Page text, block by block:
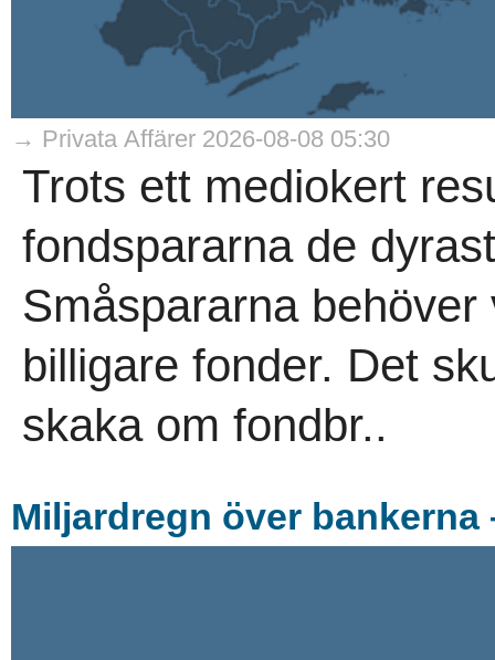
→ Privata Affärer 2026-08-08 05:30
Trots ett mediokert
fondspararna de
Småspararna
billigare fonder. Det
skaka om fondbr..
Miljardregn över